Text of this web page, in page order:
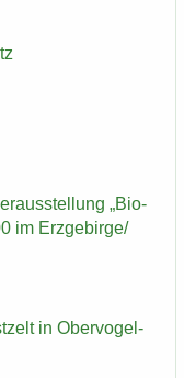
„Bio­
im Erz­ge­bir­ge/
in Ober­vo­gel­